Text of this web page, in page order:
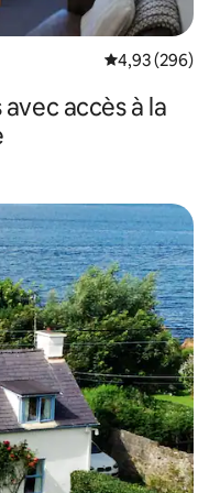
Évaluation
4,93 (296)
accès à la
appréciés